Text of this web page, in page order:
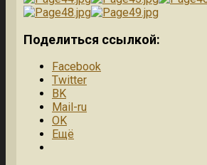
Поделиться ссылкой:
Facebook
Twitter
BK
Mail-ru
OK
Ещё